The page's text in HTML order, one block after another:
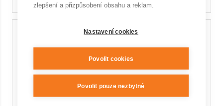
RANNÍ FITNESS - 3X TÝDNĚ
Vážení návštěvníci, víte, že je vám k dispozici
naše fitko 3x v týdnu již od 7 hodiny ranní:
pondělí, středa a pátek 7-21 hodin úterý a
čtvrtek 9-21 hodin víkendy a svátky 10-20 hodin
Navíc za skvělou cenu 99,- Kč/vstup. Více zde.
zlepšení a přizpůsobení obsahu a reklam.
Nastavení cookies
Povolit cookies
Povolit pouze nezbytné